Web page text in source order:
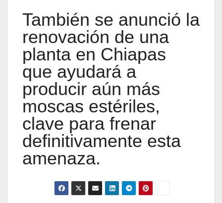
También se anunció la
renovación de una
planta en Chiapas
que ayudará a
producir aún más
moscas estériles,
clave para frenar
definitivamente esta
amenaza.